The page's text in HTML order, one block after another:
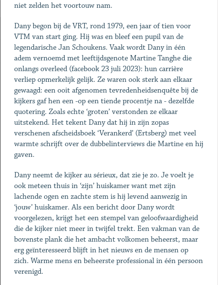
niet zelden het voortouw nam.
Dany begon bij de VRT, rond 1979, een jaar of tien voor
VTM van start ging. Hij was en bleef een pupil van de
legendarische Jan Schoukens. Vaak wordt Dany in één
adem vernoemd met leeftijdsgenote Martine Tanghe die
onlangs overleed (facebook 23 juli 2023): hun carrière
verliep opmerkelijk gelijk. Ze waren ook sterk aan elkaar
gewaagd: een ooit afgenomen tevredenheidsenquête bij de
kijkers gaf hen een -op een tiende procentje na - dezelfde
quotering. Zoals echte ‘groten’ verstonden ze elkaar
uitstekend. Het tekent Dany dat hij in zijn zopas
verschenen afscheidsboek ‘Verankerd’ (Ertsberg) met veel
warmte schrijft over de dubbelinterviews die Martine en hij
gaven.
Dany neemt de kijker au sérieux, dat zie je zo. Je voelt je
ook meteen thuis in ‘zijn’ huiskamer want met zijn
lachende ogen en zachte stem is hij levend aanwezig in
‘jouw’ huiskamer. Als een bericht door Dany wordt
voorgelezen, krijgt het een stempel van geloofwaardigheid
die de kijker niet meer in twijfel trekt. Een vakman van de
bovenste plank die het ambacht volkomen beheerst, maar
erg geïnteresseerd blijft in het nieuws en de mensen op
zich. Warme mens en beheerste professional in één persoon
verenigd.